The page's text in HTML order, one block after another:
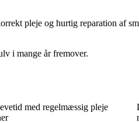
pleje og hurtig reparation af
i mange år fremover.
med regelmæssig pleje